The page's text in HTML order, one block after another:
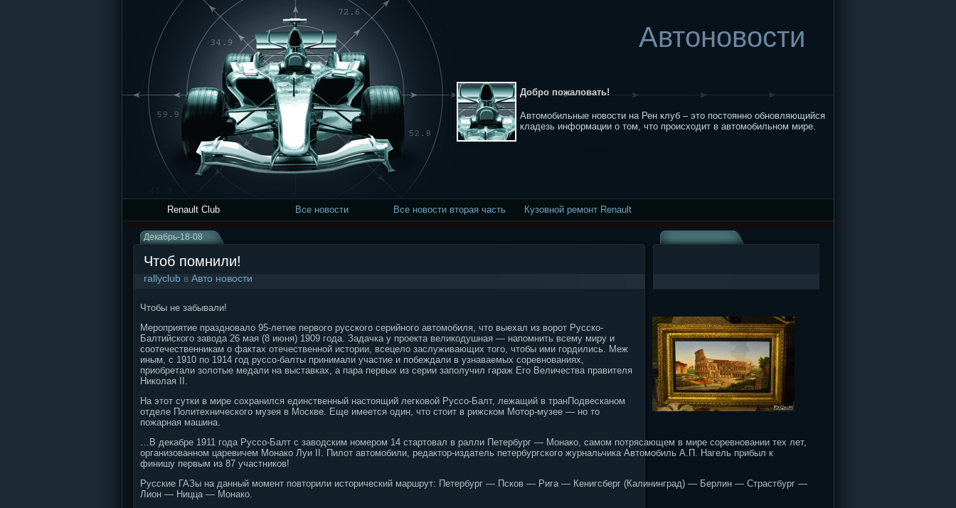
Автоновости
Добро пожаловать!
Автомобильные новости на Рен клуб – это постоянно обновляющийся
кладезь информации о том, что происходит в автомобильном мире.
Renault Club Все новости Все новости вторая часть Кузовной ремонт Renault
Декабрь-18-08
Чтоб помнили!
rallyclub в Авто новости
Чтобы не забывали!
Мероприятие праздновало 95-летие первого русского серийного автомобиля, что выехал из ворот Русско-
Балтийского завода 26 мая (8 июня) 1909 года. Задачка у проекта великодушная — напомнить всему миру и
соотечественникам о фактах отечественной истории, всецело заслуживающих того, чтобы ими гордились. Меж
иным, с 1910 по 1914 год руссо-балты принимали участие и побеждали в узнаваемых соревнованиях,
приобретали золотые медали на выставках, а пара первых из серии заполучил гараж Его Величества правителя
Николая II.
На этот сутки в мире сохранился единственный настоящий легковой Руссо-Балт, лежащий в транПодвесканом
отделе Политехнического музея в Москве. Еще имеется один, что стоит в рижском Мотор-музее — но то
пожарная машина.
…В декабре 1911 года Руссо-Балт с заводским номером 14 стартовал в ралли Петербург — Монако, самом потрясающем в мире соревновании тех лет,
организованном царевичем Монако Луи II. Пилот автомобили, редактор-издатель петербургского журнальчика Автомобиль А.П. Нагель прибыл к
финишу первым из 87 участников!
Русские ГАЗы на данный момент повторили исторический маршрут: Петербург — Псков — Рига — Кенигсберг (Калининград) — Берлин — Страстбург —
Лион — Ницца — Монако.